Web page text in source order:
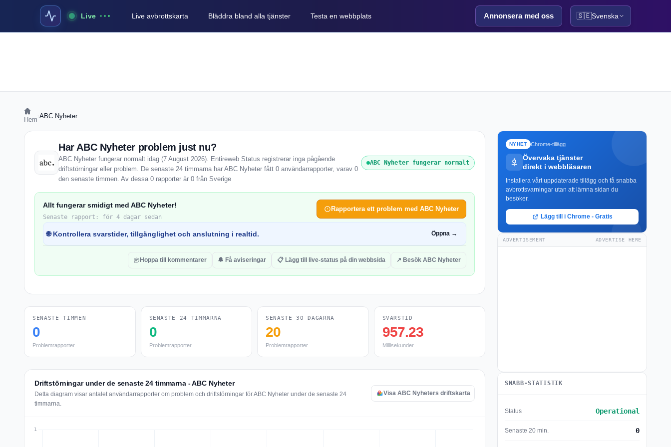
Live Live avbrottskarta Bläddra bland alla tjänster Testa en webbplats Annonsera med oss 🇸🇪Svenska
Hem ABC Nyheter
Har ABC Nyheter problem just nu?
ABC Nyheter fungerar normalt idag (7 August 2026). Entireweb Status registrerar inga pågående
driftstörningar eller problem. De senaste 24 timmarna har ABC Nyheter fått 0 användarrapporter, varav 0
den senaste timmen. Av dessa 0 rapporter är 0 från Sverige
ABC Nyheter fungerar normalt
Allt fungerar smidigt med ABC Nyheter!
Senaste rapport: för 4 dagar sedan
Rapportera ett problem med ABC Nyheter
🌐 Kontrollera svarstider, tillgänglighet och anslutning i realtid. Öppna →
Hoppa till kommentarer 🔔 Få aviseringar 📋 Lägg till live-status på din webbsida ↗ Besök ABC Nyheter
SENASTE TIMMEN
0
Problemrapporter
SENASTE 24 TIMMARNA
0
Problemrapporter
SENASTE 30 DAGARNA
20
Problemrapporter
SVARSTID
957.23
Millisekunder
Driftstörningar under de senaste 24 timmarna - ABC Nyheter
Detta diagram visar antalet användarrapporter om problem och driftstörningar för ABC Nyheter under de senaste 24
timmarna.
Visa ABC Nyheters driftskarta
NYHET Chrome-tillägg
Övervaka tjänster
direkt i webbläsaren
Installera vårt uppdaterade tillägg och få snabba
avbrottsvarningar utan att lämna sidan du
besöker.
Lägg till i Chrome - Gratis
ADVERTISEMENT ADVERTISE HERE
SNABB-STATISTIK
Status Operational
Senaste 20 min. 0